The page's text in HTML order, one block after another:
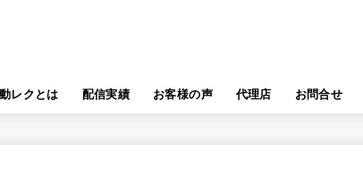
レクとは 配信実績 お客様の声 代理店 お問合せ